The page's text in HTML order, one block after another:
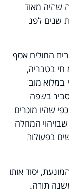
שהיה מאוד
שנים לפני
החולים אסף
חי בטבריה,
במלוא מובן
בשפה
שהיו מוכרים
שבזיהוי המחלה
בפעולות
יסוד אותו
תורה.